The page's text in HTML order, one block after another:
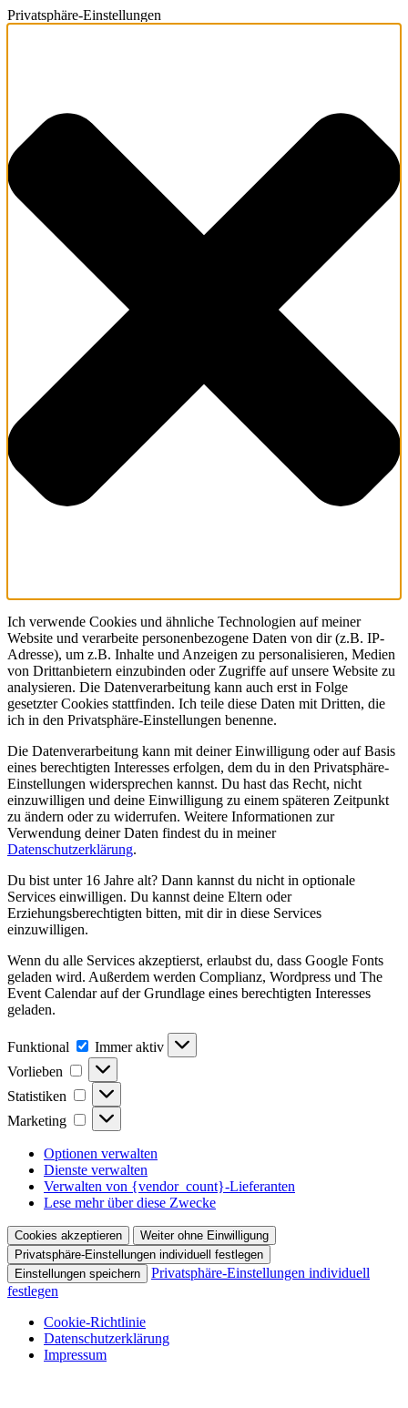
Privatsphäre-Einstellungen
Ich verwende Cookies und ähnliche Technologien auf meiner
Website und verarbeite personenbezogene Daten von dir (z.B. IP-
Adresse), um z.B. Inhalte und Anzeigen zu personalisieren, Medien
von Drittanbietern einzubinden oder Zugriffe auf unsere Website zu
analysieren. Die Datenverarbeitung kann auch erst in Folge
gesetzter Cookies stattfinden. Ich teile diese Daten mit Dritten, die
ich in den Privatsphäre-Einstellungen benenne.
Die Datenverarbeitung kann mit deiner Einwilligung oder auf Basis
eines berechtigten Interesses erfolgen, dem du in den Privatsphäre-
Einstellungen widersprechen kannst. Du hast das Recht, nicht
einzuwilligen und deine Einwilligung zu einem späteren Zeitpunkt
zu ändern oder zu widerrufen. Weitere Informationen zur
Verwendung deiner Daten findest du in meiner
Datenschutzerklärung.
Du bist unter 16 Jahre alt? Dann kannst du nicht in optionale
Services einwilligen. Du kannst deine Eltern oder
Erziehungsberechtigten bitten, mit dir in diese Services
einzuwilligen.
Wenn du alle Services akzeptierst, erlaubst du, dass Google Fonts
geladen wird. Außerdem werden Complianz, Wordpress und The
Event Calendar auf der Grundlage eines berechtigten Interesses
geladen.
Funktional Funktional
Immer aktiv
Vorlieben
Vorlieben
Statistiken Statistiken
Marketing Marketing
Optionen verwalten
Dienste verwalten
Verwalten von {vendor_count}-Lieferanten
Lese mehr über diese Zwecke
Cookies akzeptieren
Weiter ohne Einwilligung
Privatsphäre-Einstellungen individuell festlegen
Einstellungen speichern
Privatsphäre-Einstellungen individuell
festlegen
Cookie-Richtlinie
Datenschutzerklärung
Impressum